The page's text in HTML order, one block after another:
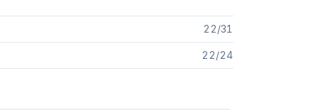
22/31
22/24